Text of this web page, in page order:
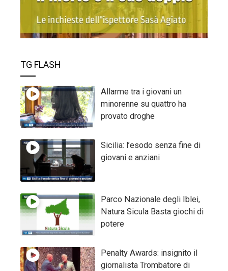
TG FLASH
Allarme tra i giovani un
minorenne su quattro ha
provato droghe
Sicilia: l’esodo senza fine di
giovani e anziani
Parco Nazionale degli Iblei,
Natura Sicula Basta giochi di
potere
Penalty Awards: insignito il
giornalista Trombatore di